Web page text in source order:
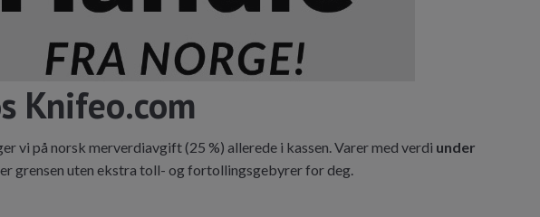
Knifeo.com
vi på norsk merverdiavgift (25 %) allerede i kassen. Varer med verdi under
grensen uten ekstra toll- og fortollingsgebyrer for deg.